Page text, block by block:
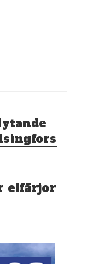
elfärjor